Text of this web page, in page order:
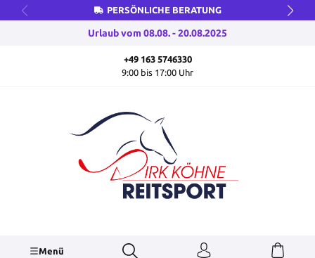
springen PERSÖNLICHE BERATUNG
Urlaub vom 08.08. - 20.08.2025
+49 163 5746330
9:00 bis 17:00 Uhr
Menü